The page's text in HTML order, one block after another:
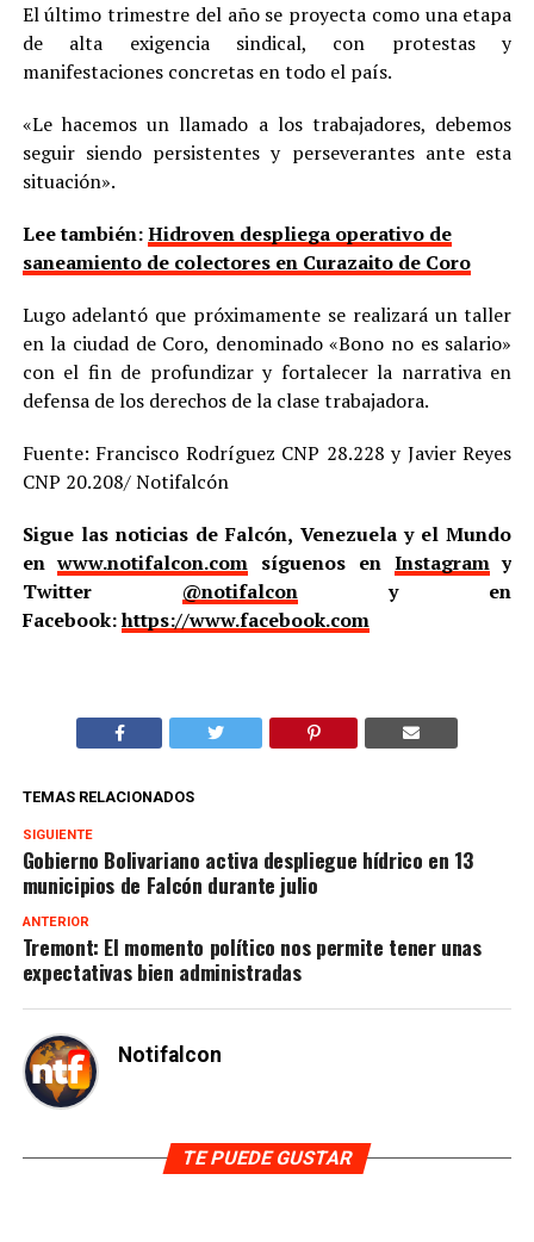
El último trimestre del año se proyecta como una etapa
de alta exigencia sindical, con protestas y
manifestaciones concretas en todo el país.
«Le hacemos un llamado a los trabajadores, debemos
seguir siendo persistentes y perseverantes ante esta
situación».
Lee también:Hidroven despliega operativo de
saneamiento de colectores en Curazaito de Coro
Lugo adelantó que próximamente se realizará un taller
en la ciudad de Coro, denominado «Bono no es salario»
con el fin de profundizar y fortalecer la narrativa en
defensa de los derechos de la clase trabajadora.
Fuente: Francisco Rodríguez CNP 28.228 y Javier Reyes
CNP 20.208/ Notifalcón
Sigue las noticias de Falcón, Venezuela y el Mundo
enwww.notifalcon.com síguenos en Instagramy
Twitter @notifalcony en
Facebook:https://www.facebook.com
TEMAS RELACIONADOS
SIGUIENTE
Gobierno Bolivariano activa despliegue hídrico en 13
municipios de Falcón durante julio
ANTERIOR
Tremont: El momento político nos permite tener unas
expectativas bien administradas
Notifalcon
TE PUEDE GUSTAR